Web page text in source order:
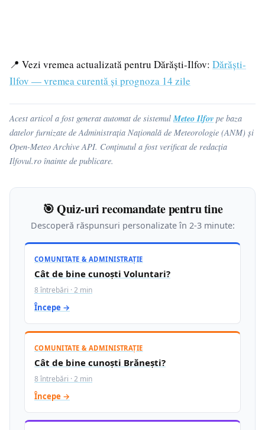
📍 Vezi vremea actualizată pentru Dărăști-Ilfov: Dărăști-
Ilfov — vremea curentă și prognoza 14 zile
Acest articol a fost generat automat de sistemulMeteo Ilfov pe baza
datelor furnizate de Administrația Națională de Meteorologie (ANM) și
Open-Meteo Archive API. Conținutul a fost verificat de redacția
Ilfovul.ro înainte de publicare.
🎯 Quiz-uri recomandate pentru tine
Descoperă răspunsuri personalizate în 2-3 minute:
COMUNITATE & ADMINISTRAȚIE
Cât de bine cunoști Voluntari?
8 întrebări · 2 min
Începe →
COMUNITATE & ADMINISTRAȚIE
Cât de bine cunoști Brănești?
8 întrebări · 2 min
Începe →